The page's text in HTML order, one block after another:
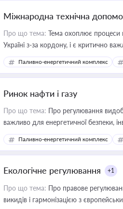
Міжнародна технічна
Про що тема: Тема охоплює процеси
Україні з-за кордону, і є критично
інфраструктурних проєктів
Паливно-енергетичний комплекс
Ринок нафти і газу
Про що тема: Про регулювання
важливо для енергетичної безпеки,
Паливно-енергетичний комплекс
Екологічне регулювання +1
Про що тема: Про правове
викидів і гармонізацією з